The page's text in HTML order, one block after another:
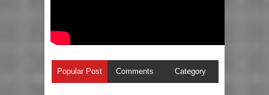
Popular Post Comments Category